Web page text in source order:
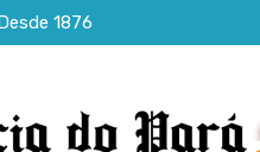
1876